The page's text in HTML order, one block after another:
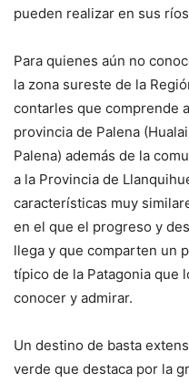
pueden realizar en sus
Para quienes aún no
la zona sureste de la
contarles que comprende
provincia de Palena
Palena) además de la
a la Provincia de
características muy
en el que el progreso y
llega y que comparten un
típico de la Patagonia que
conocer y admirar.
Un destino de basta
verde que destaca por la